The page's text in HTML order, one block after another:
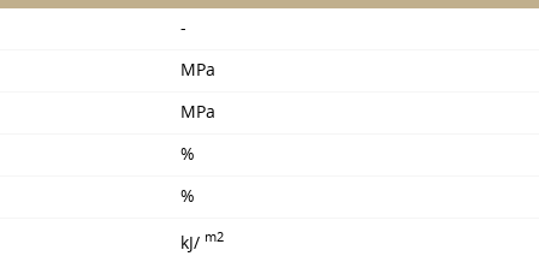
-
MPa
MPa
%
%
kJ/ m2